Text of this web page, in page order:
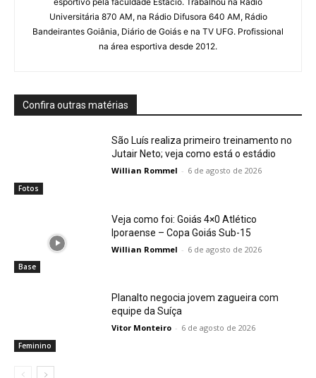
Universitária 870 AM, na Rádio Difusora 640 AM, Rádio
Bandeirantes Goiânia, Diário de Goiás e na TV UFG. Profissional
na área esportiva desde 2012.
Confira outras matérias
Fotos
São Luís realiza primeiro treinamento no
Jutair Neto; veja como está o estádio
Willian Rommel - 6 de agosto de 2026
Base
Veja como foi: Goiás 4×0 Atlético
Iporaense – Copa Goiás Sub-15
Willian Rommel - 6 de agosto de 2026
Feminino
Planalto negocia jovem zagueira com
equipe da Suíça
Vitor Monteiro - 6 de agosto de 2026